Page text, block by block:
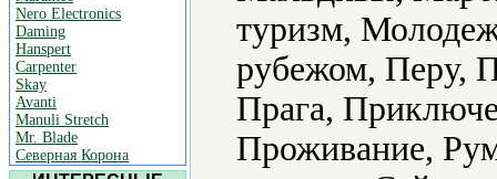
Nero Electronics
Daming
Hanspert
Carpenter
Skay
Avanti
Manuli Stretch
Mr. Blade
Северная Корона
туризм,
рубежом, Перу,
Прага,
Проживание,